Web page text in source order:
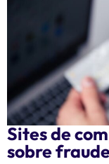
Sites de
sobre